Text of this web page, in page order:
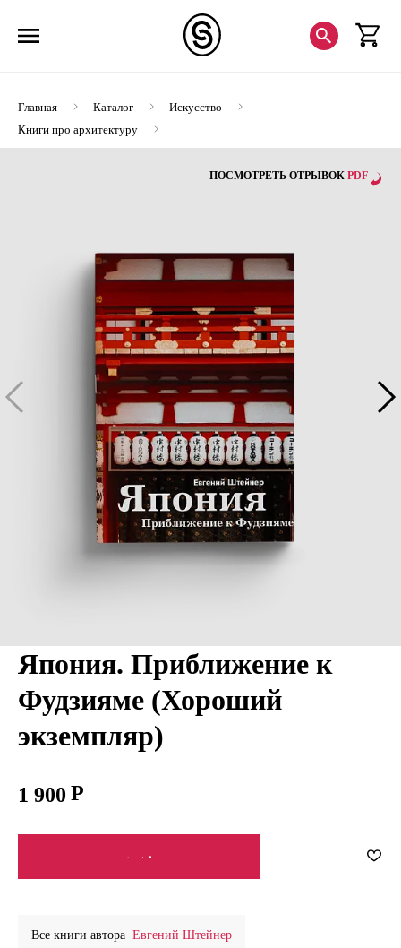
Главная Каталог
Искусство
Книги про архитектуру
Япония. Приближение к Фудзияме (Хороший экземпляр)
ПОСМОТРЕТЬ ОТРЫВОК PDF
Япония. Приближение к
Фудзияме (Хороший
экземпляр)
1 900
СООБЩИТЬ О ПОСТУПЛЕНИИ
Все книги автора Евгений Штейнер